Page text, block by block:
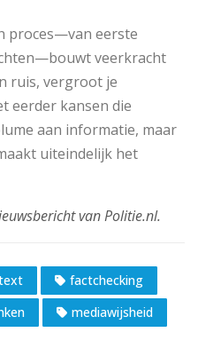
proces—van eerste
veerkracht
ruis, vergroot je
eerder kansen die
aan informatie, maar
uiteindelijk het
factchecking
mediawijsheid